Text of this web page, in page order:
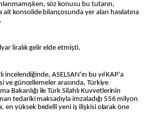
söz konusu bu tutarın,
ait konsolide bilançosunda yer alan hasılatına
liralık gelir elde etmişti.
incelendiğinde, ASELSAN'ın bu yıl KAP'a
ve güncellemeler arasında, Türkiye
Bakanlığı ile Türk Silahlı Kuvvetlerinin
tedariki maksadıyla imzaladığı 556 milyon
en yüksek bedelli yeni iş ilişkisi olarak öne